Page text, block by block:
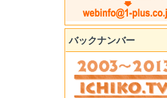
バックナンバー